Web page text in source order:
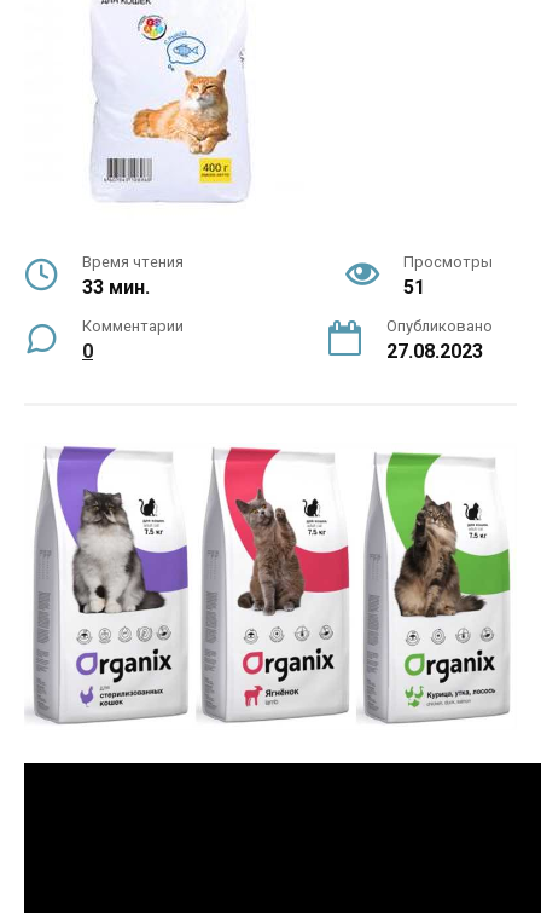
Время чтения
33 мин.
Просмотры
51
Комментарии
0
Опубликовано
27.08.2023